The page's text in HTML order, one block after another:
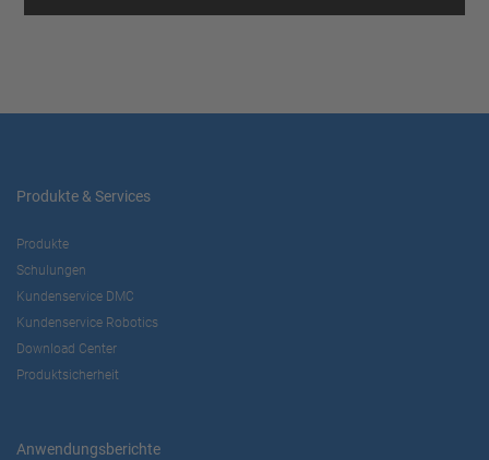
Mehr Informationen
powered byUsercentrics Consent
Produkte & Services
Produkte
Schulungen
Kundenservice DMC
Kundenservice Robotics
Download Center
Produktsicherheit
Anwendungsberichte